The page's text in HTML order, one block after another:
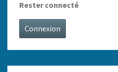
Rester connecté
Connexion